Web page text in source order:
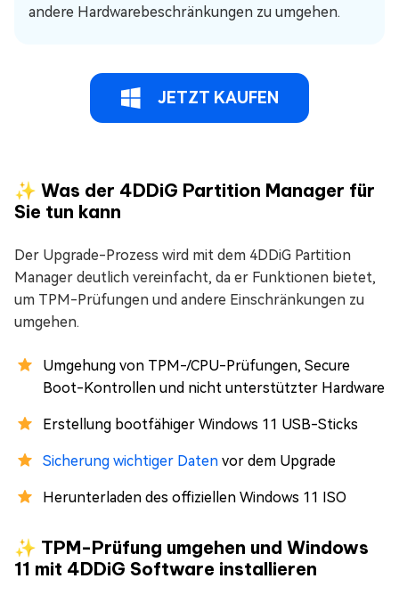
andere Hardwarebeschränkungen zu umgehen.
JETZT KAUFEN
✨ Was der 4DDiG Partition Manager für
Sie tun kann
Der Upgrade-Prozess wird mit dem 4DDiG Partition
Manager deutlich vereinfacht, da er Funktionen bietet,
um TPM-Prüfungen und andere Einschränkungen zu
umgehen.
Umgehung von TPM-/CPU-Prüfungen, Secure
Boot-Kontrollen und nicht unterstützter Hardware
Erstellung bootfähiger Windows 11 USB-Sticks
Sicherung wichtiger Daten vor dem Upgrade
Herunterladen des offiziellen Windows 11 ISO
✨ TPM-Prüfung umgehen und Windows
11 mit 4DDiG Software installieren